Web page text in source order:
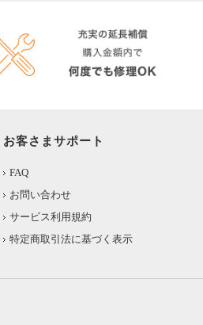
お客さまサポート
FAQ
お問い合わせ
サービス利用規約
特定商取引法に基づく表示